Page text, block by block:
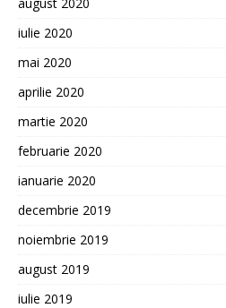
iulie 2020
mai 2020
aprilie 2020
martie 2020
februarie 2020
ianuarie 2020
decembrie 2019
noiembrie 2019
august 2019
iulie 2019